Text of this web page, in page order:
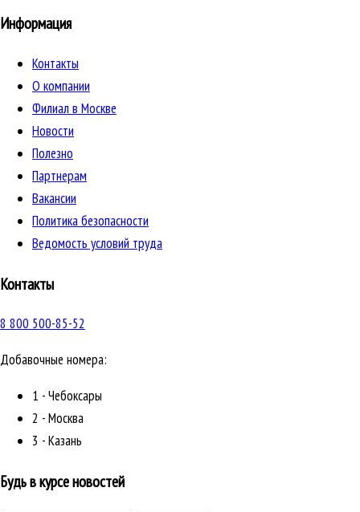
Информация
Контакты
О компании
Филиал в Москве
Новости
Полезно
Партнерам
Вакансии
Политика безопасности
Ведомость условий труда
Контакты
8 800 500-85-52
Добавочные номера:
1 - Чебоксары
2 - Москва
3 - Казань
Будь в курсе новостей